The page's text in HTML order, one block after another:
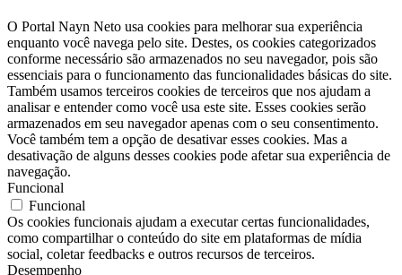
O Portal Nayn Neto usa cookies para melhorar sua experiência
enquanto você navega pelo site. Destes, os cookies categorizados
conforme necessário são armazenados no seu navegador, pois são
essenciais para o funcionamento das funcionalidades básicas do site.
Também usamos terceiros cookies de terceiros que nos ajudam a
analisar e entender como você usa este site. Esses cookies serão
armazenados em seu navegador apenas com o seu consentimento.
Você também tem a opção de desativar esses cookies. Mas a
desativação de alguns desses cookies pode afetar sua experiência de
navegação.
Funcional
Funcional
Os cookies funcionais ajudam a executar certas funcionalidades,
como compartilhar o conteúdo do site em plataformas de mídia
social, coletar feedbacks e outros recursos de terceiros.
Desempenho